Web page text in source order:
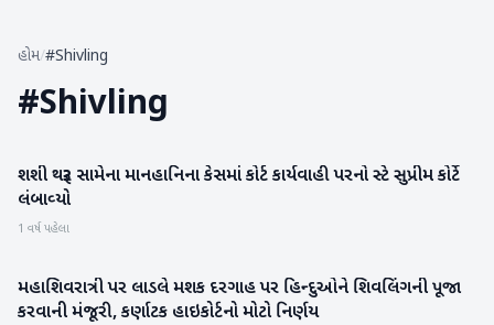
હોમ/#Shivling
#Shivling
રાષ્ટ્રીય
શશી થરૂર સામેના માનહાનિના કેસમાં કોર્ટ કાર્યવાહી પરનો સ્‍ટે સુપ્રીમ કોર્ટે
લંબાવ્‍યો
1 વર્ષ પહેલા
રાષ્ટ્રીય
મહાશિવરાત્રી પર લાડલે મશક દરગાહ પર હિન્દુઓને શિવલિંગની પૂજા
કરવાની મંજૂરી, કર્ણાટક હાઇકોર્ટનો મોટો નિર્ણય